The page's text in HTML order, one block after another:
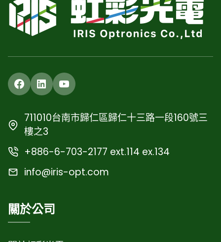
Facebook
LinkedInYouTube
711010台南市歸仁區歸仁十三路一段160號三
樓之3
+886-6-703-2177 ext.114 ex.134
info@iris-opt.com
關於公司